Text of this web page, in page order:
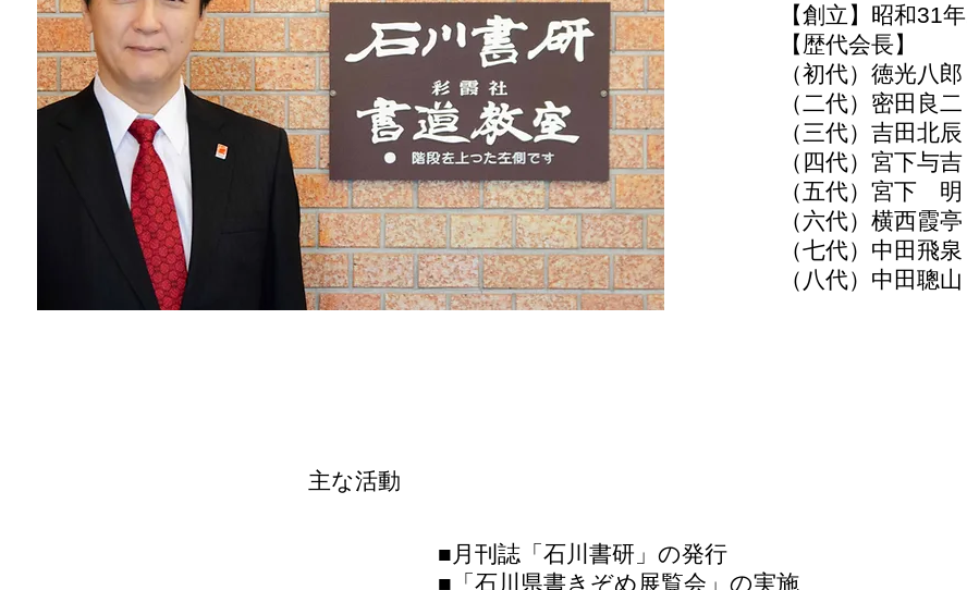
【創立】昭和31
【歴代会長】
（初代）徳光八
（二代）密田良
（三代）吉田北
（四代）宮下与
（五代）宮下 明
（六代）横西霞亭
（七代）中田飛泉
（八代）中田聰山
主な活動
■月刊誌「石川書研」の発行
■「石川県書きぞめ展覧会」の実施